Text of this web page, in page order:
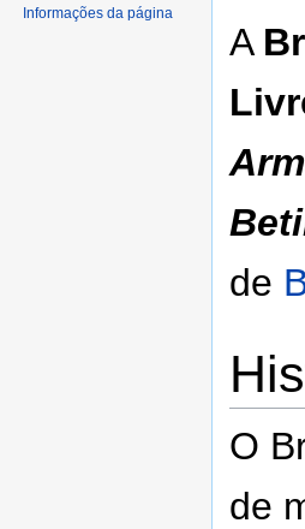
para
para
A
de
O
de
Informações da página